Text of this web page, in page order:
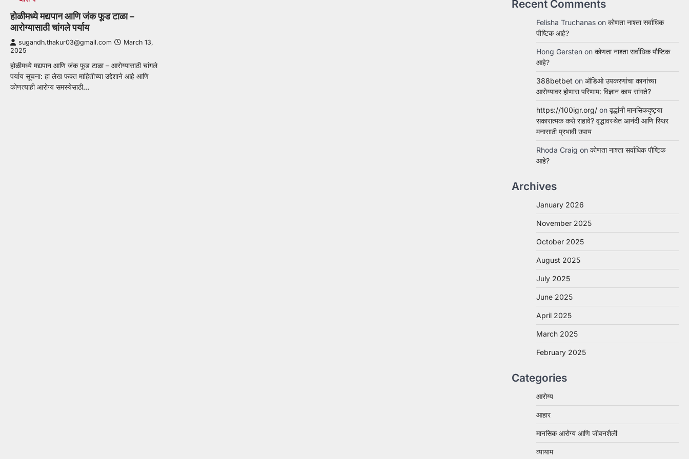
होळीमध्ये मद्यपान आणि जंक फूड टाळा –
आरोग्यासाठी चांगले पर्याय
sugandh.thakur03@gmail.com
March 13,
2025
होळीमध्ये मद्यपान आणि जंक फूड टाळा – आरोग्यासाठी चांगले
पर्याय सूचना: हा लेख फक्त माहितीच्या उद्देशाने आहे आणि
कोणत्याही आरोग्य समस्येसाठी…
Recent Comments
Felisha Truchanas on कोणता नाश्ता सर्वाधिक
पौष्टिक आहे?
Hong Gersten on कोणता नाश्ता सर्वाधिक पौष्टिक
आहे?
388betbet on ऑडिओ उपकरणांचा कानांच्या
आरोग्यावर होणारा परिणाम: विज्ञान काय सांगते?
https://100igr.org/ on वृद्धांनी मानसिकदृष्ट्या
सकारात्मक कसे राहावे? वृद्धावस्थेत आनंदी आणि स्थिर
मनासाठी प्रभावी उपाय
Rhoda Craig on कोणता नाश्ता सर्वाधिक पौष्टिक
आहे?
Archives
January 2026
November 2025
October 2025
August 2025
July 2025
June 2025
April 2025
March 2025
February 2025
Categories
आरोग्य
आहार
मानसिक आरोग्य आणि जीवनशैली
व्यायाम